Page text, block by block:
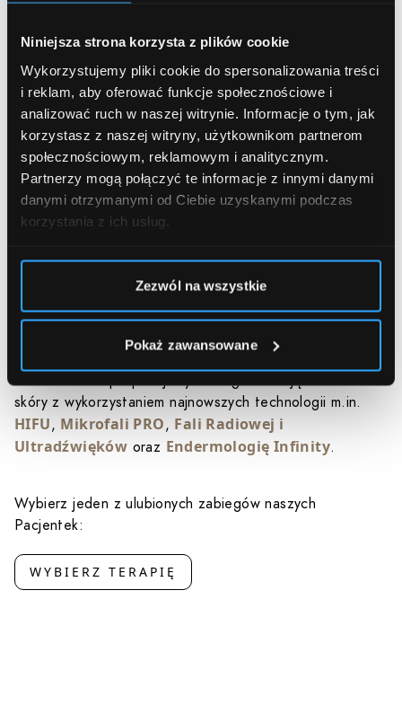
Niniejsza strona korzysta z plików cookie
Wykorzystujemy pliki cookie do spersonalizowania treści
i reklam, aby oferować funkcje społecznościowe i
analizować ruch w naszej witrynie. Informacje o tym, jak
korzystasz z naszej witryny, użytkownikom partnerom
społecznościowym, reklamowym i analitycznym.
Partnerzy mogą połączyć te informacje z innymi danymi
danymi otrzymanymi od Ciebie uzyskanymi podczas
korzystania z ich usług.
Zezwól na wszystkie
Pokaż zawansowane
przyczyn powstawania cellulitu: zaburzenia gospodarki
hormonalnej, predyspozycje genetyczne, brak aktywności
fizycznej, a nawet zła dieta. Cellulit to najczęstszy
problem natury estetycznej, który wywiera negatywny
wpływ na nasze samopoczucie. W Klinice Miracki możesz
skorzystać z zabiegów redukujących cellulit w
najnowszych technologiach m.in. Mikrofali,Fali
Uderzeniowej, Fali Radiowej i Ultradźwiękóworaz
EndermologiiorazMezoterapii.
także efekt gwałtownej zmiany wagi – na skutek
intensywnego odchudzania lub przebytej choroby.
Nadmierne opadnięcie i utrata jędrności skóry powoduje
Klinice Miracki proponujemy zabiegi eliminujące wiotkość
skóry z wykorzystaniem najnowszych technologii m.in.
HIFU, Mikrofali PRO, Fali Radiowej i
Ultradźwięków oraz Endermologię Infinity.
Wybierz jeden z ulubionych zabiegów naszych
Pacjentek:
WYBIERZ TERAPIĘ